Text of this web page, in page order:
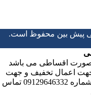
پیش بین محفوظ است.
صورت اقساطی می باشد
اعمال تخفیف و جهت
استعلام موجودی و اطلاع از محصولات با شماره 09129646332 تماس